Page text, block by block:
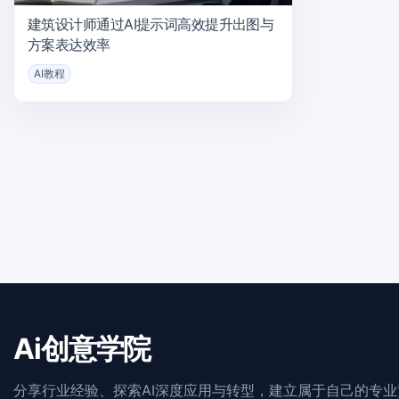
建筑设计师通过AI提示词高效提升出图与
方案表达效率
AI教程
Ai创意学院
分享行业经验、探索AI深度应用与转型，建立属于自己的专业